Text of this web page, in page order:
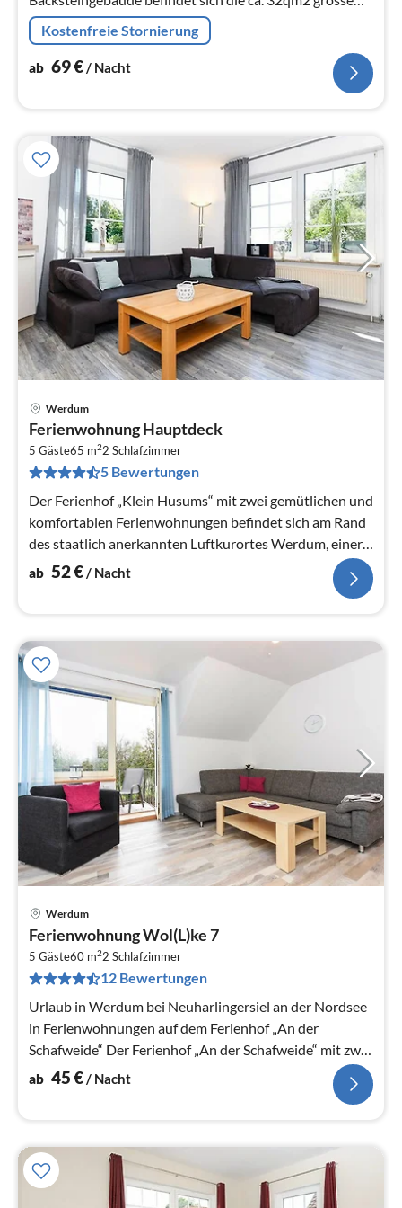
Ferienwohnung "Backhaus".
Kostenfreie Stornierung
ab 69€/ Nacht
Werdum
Ferienwohnung Hauptdeck
5 Gäste65 m22 Schlafzimmer
5 Bewertungen
Der Ferienhof „Klein Husums“ mit zwei gemütlichen und
komfortablen Ferienwohnungen befindet sich am Rand
des staatlich anerkannten Luftkurortes Werdum, einer
grünen Oase der Ruhe...
ab 52€/ Nacht
Werdum
Ferienwohnung Wol(L)ke 7
5 Gäste60 m22 Schlafzimmer
12 Bewertungen
Urlaub in Werdum bei Neuharlingersiel an der Nordsee
in Ferienwohnungen auf dem Ferienhof „An der
Schafweide“ Der Ferienhof „An der Schafweide“ mit zwei
gemütlichen und komfort...
ab 45€ / Nacht